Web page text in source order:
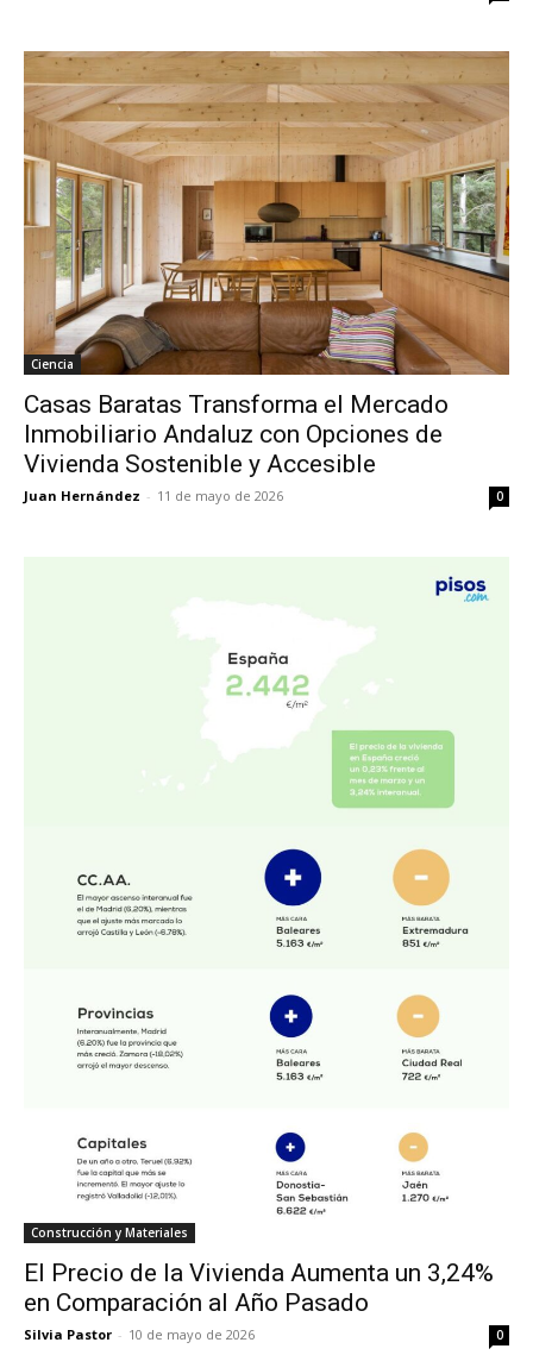
Ciencia
Casas Baratas Transforma el Mercado
Inmobiliario Andaluz con Opciones de
Vivienda Sostenible y Accesible
Juan Hernández - 11 de mayo de 2026 0
Construcción y Materiales
El Precio de la Vivienda Aumenta un 3,24%
en Comparación al Año Pasado
Silvia Pastor - 10 de mayo de 2026 0